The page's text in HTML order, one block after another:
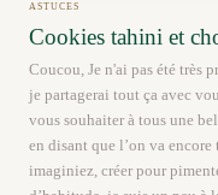
ASTUCES
Cookies tahini et
Coucou, Je n'ai pas été très
je partagerai tout ça avec
vous souhaiter à tous une
en disant que l’on va
imaginiez, créer pour